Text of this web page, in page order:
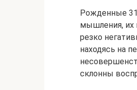
Рожденные
мышления, их
резко
находясь на
склонны